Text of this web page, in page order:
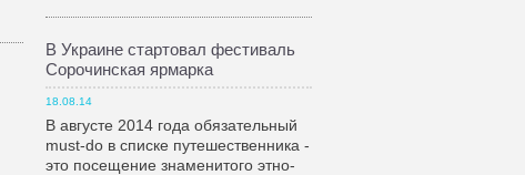
В Украине стартовал фестиваль
Сорочинская ярмарка
18.08.14
В августе 2014 года обязательный
must-do в списке путешественника -
это посещение знаменитого этно-